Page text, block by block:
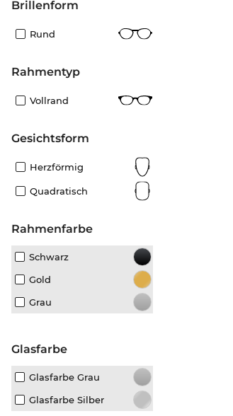
Brillenform
Rund
Rahmentyp
Vollrand
Gesichtsform
Herzförmig
Quadratisch
Rahmenfarbe
Schwarz
Gold
Grau
Glasfarbe
Glasfarbe Grau
Glasfarbe Silber